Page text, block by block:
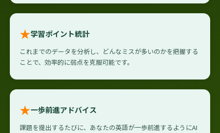
★学習ポイント統計
これまでのデータを分析し、どんなミスが多いのかを把握する
ことで、効率的に弱点を克服可能です。
★一歩前進アドバイス
課題を提出するたびに、あなたの英語が一歩前進するようにAI